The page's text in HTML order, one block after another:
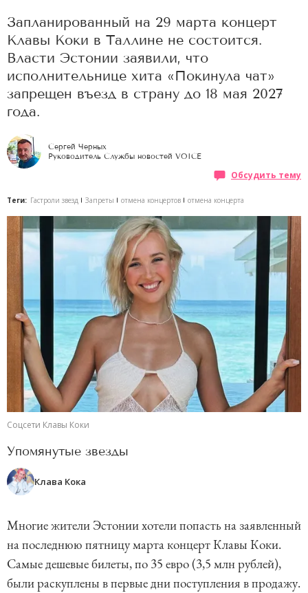
Запланированный на 29 марта концерт
Клавы Коки в Таллине не состоится.
Власти Эстонии заявили, что
исполнительнице хита «Покинула чат»
запрещен въезд в страну до 18 мая 2027
года.
Сергей Черных
Руководитель Службы новостей VOICE
Обсудить тему
Теги: Гастроли звезд Запреты отмена концертов отмена концерта
Соцсети Клавы Коки
Упомянутые звезды
Клава Кока
Многие жители Эстонии хотели попасть на заявленный
на последнюю пятницу марта концерт Клавы Коки.
Самые дешевые билеты, по 35 евро (3,5 млн рублей),
были раскуплены в первые дни поступления в продажу.